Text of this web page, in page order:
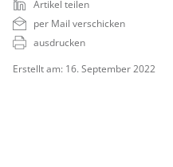
Artikel teilen
per Mail verschicken
ausdrucken
Erstellt am: 16. September 2022